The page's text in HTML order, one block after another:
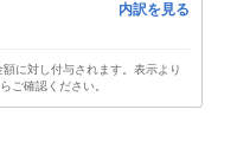
内訳を見る
に対し付与されます。表示より
ご確認ください。